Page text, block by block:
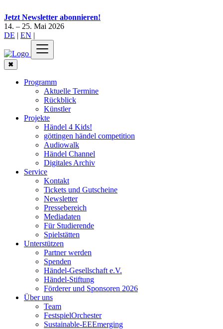
Jetzt Newsletter abonnieren!
14. – 25. Mai 2026
DE | EN |
✖
Programm
Aktuelle Termine
Rückblick
Künstler
Projekte
Händel 4 Kids!
göttingen händel competition
Audiowalk
Händel Channel
Digitales Archiv
Service
Kontakt
Tickets und Gutscheine
Newsletter
Pressebereich
Mediadaten
Für Studierende
Spielstätten
Unterstützen
Partner werden
Spenden
Händel-Gesellschaft e.V.
Händel-Stiftung
Förderer und Sponsoren 2026
Über uns
Team
FestspielOrchester
Sustainable-EEEmerging